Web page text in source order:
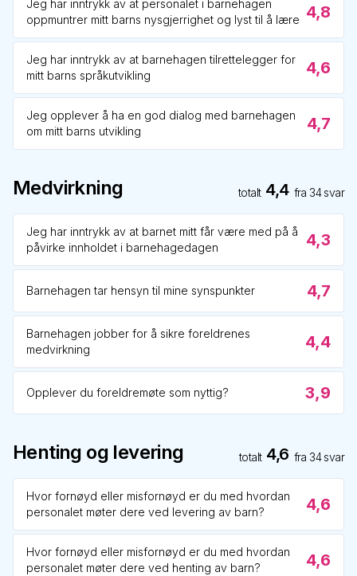
Jeg har inntrykk av at personalet i barnehagen
oppmuntrer mitt barns nysgjerrighet og lyst til å lære 4,8
Jeg har inntrykk av at barnehagen tilrettelegger for
mitt barns språkutvikling
4,6
Jeg opplever å ha en god dialog med barnehagen
om mitt barns utvikling
4,7
Medvirkning totalt 4,4 fra 34svar
Jeg har inntrykk av at barnet mitt får være med på å
påvirke innholdet i barnehagedagen
4,3
Barnehagen tar hensyn til mine synspunkter 4,7
Barnehagen jobber for å sikre foreldrenes
medvirkning
4,4
Opplever du foreldremøte som nyttig? 3,9
Henting og levering totalt 4,6 fra 34svar
Hvor fornøyd eller misfornøyd er du med hvordan
personalet møter dere ved levering av barn?
4,6
Hvor fornøyd eller misfornøyd er du med hvordan
personalet møter dere ved henting av barn?
4,6